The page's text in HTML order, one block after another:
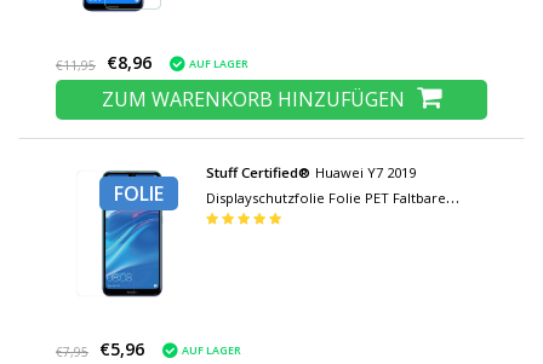
€11,95 €8,96 AUF LAGER
ZUM WARENKORB HINZUFÜGEN
FOLIE
Stuff Certified® Huawei Y7 2019
Displayschutzfolie Folie PET Faltbare
Schutzfolie
€7,95 €5,96 AUF LAGER